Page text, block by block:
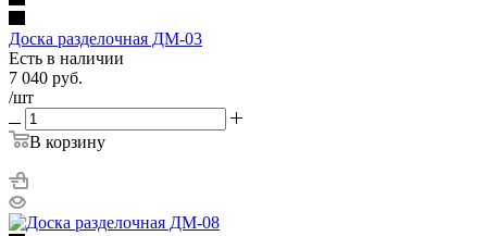
Доска разделочная ДМ-03
Есть в наличии
7 040 руб.
/шт
В корзину